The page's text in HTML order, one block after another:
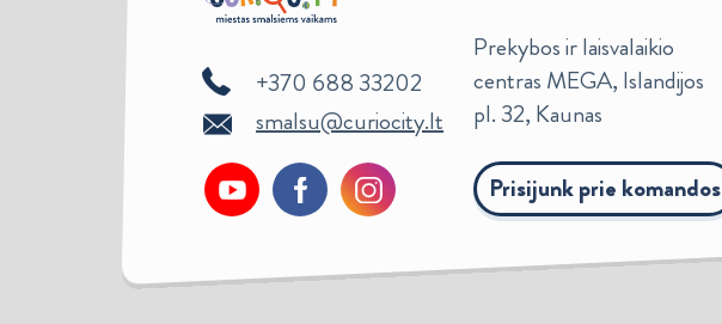
+370 688 33202
smalsu@curiocity.lt
Prekybos ir laisvalaikio
centras MEGA, Islandijos
pl. 32, Kaunas
Prisijunk prie komandos